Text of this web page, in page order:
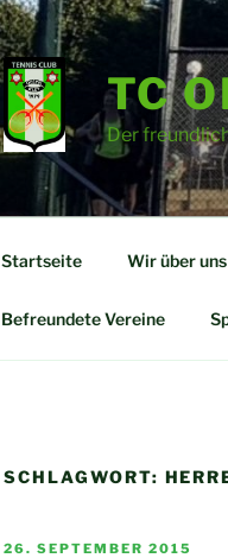
TC
Der
Startseite Wir über uns
Befreundete Vereine
SCHLAGWORT:
VERÖFFENTLICHT
26. SEPTEMBER 2015